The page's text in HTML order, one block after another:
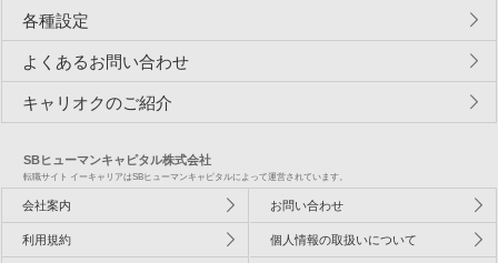
各種設定
よくあるお問い合わせ
キャリオクのご紹介
SBヒューマンキャピタル株式会社
転職サイト イーキャリアはSBヒューマンキャピタルによって運営されています。
会社案内 お問い合わせ
利用規約 個人情報の取扱いについて